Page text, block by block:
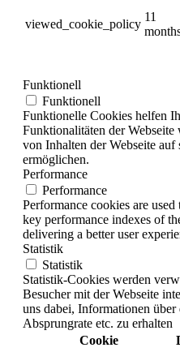
viewed_cookie_policy
11
Funktionell
Funktionell
Funktionelle Cookies helfen
Funktionalitäten der
von Inhalten der Webseite auf
ermöglichen.
Performance
Performance
Performance cookies are
key performance indexes of
delivering a better user
Statistik
Statistik
Statistik-Cookies werden
Besucher mit der Webseite
uns dabei, Informationen
Absprungrate etc. zu erhalten
Cookie